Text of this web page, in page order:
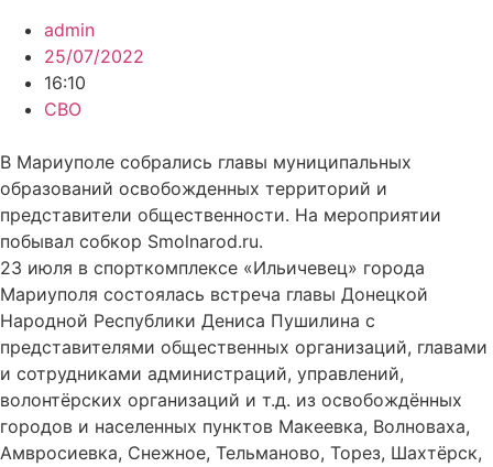
admin
25/07/2022
16:10
СВО
В Мариуполе собрались главы муниципальных
образований освобожденных территорий и
представители общественности. На мероприятии
побывал собкор Smolnarod.ru.
23 июля в спорткомплексе «Ильичевец» города
Мариуполя состоялась встреча главы Донецкой
Народной Республики Дениса Пушилина с
представителями общественных организаций, главами
и сотрудниками администраций, управлений,
волонтёрских организаций и т.д. из освобождённых
городов и населенных пунктов Макеевка, Волноваха,
Амвросиевка, Снежное, Тельманово, Торез, Шахтёрск,